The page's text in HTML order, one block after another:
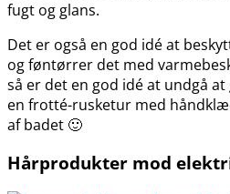
fugt og glans.
Det er også en god idé at
og føntørrer det med
så er det en god idé at undgå
en frotté-rusketur med
af badet 🙂
Hårprodukter mod